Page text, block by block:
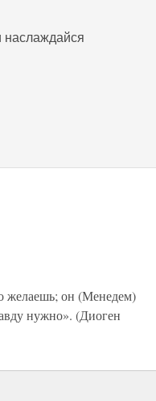
наслаждайся
желаешь; он (Менедем)
нужно». (Диоген